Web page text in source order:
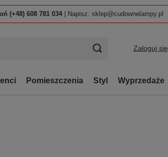
(+48) 608 781 034 | Napisz: sklep@cudownelampy.pl
Zaloguj się
Pomieszczenia Styl Wyprzedaże